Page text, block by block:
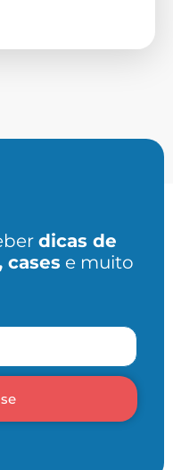
dicas de
cases e muito